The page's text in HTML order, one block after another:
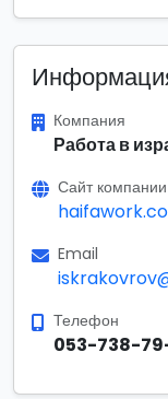
Компания
Работа в
Сайт компании
Email
Телефон
053-738-